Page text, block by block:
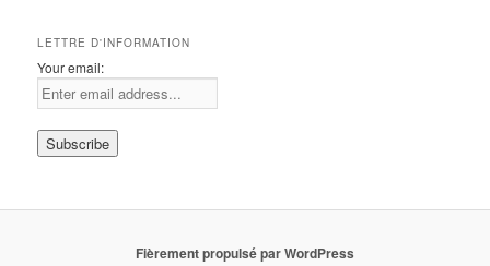
LETTRE D'INFORMATION
Your email:
Fièrement propulsé par WordPress